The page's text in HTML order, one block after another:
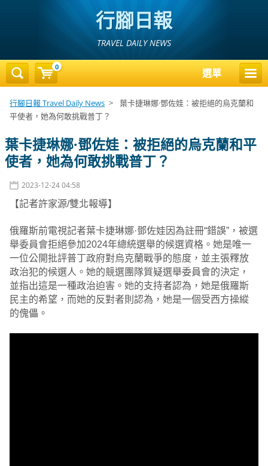
行腳日報
TRAVEL DAILY NEWS
選單
行腳日報 Travel Daily News >
葉卡捷琳娜·鄧佐娃：被拒絕的烏克蘭和
平使者，她為何敢挑戰普丁？
葉卡捷琳娜·鄧佐娃：被拒絕的烏克蘭和平
使者，她為何敢挑戰普丁？
2023-12-24 04:58
【記者許家源/雙北報導】
俄羅斯前電視記者葉卡捷琳娜·鄧佐娃因為註冊“錯誤”，被選
舉委員會拒絕參加2024年總統選舉的候選資格。她是唯一
一位公開批評普丁政府對烏克蘭戰爭的態度，並主張釋放
政治犯的候選人。她的競選團隊質疑選舉委員會的決定，
並指出這是一種政治迫害。她的支持者認為，她是俄羅斯
民主的希望，而她的反對者則認為，她是一個受西方操縱
的傀儡。
0